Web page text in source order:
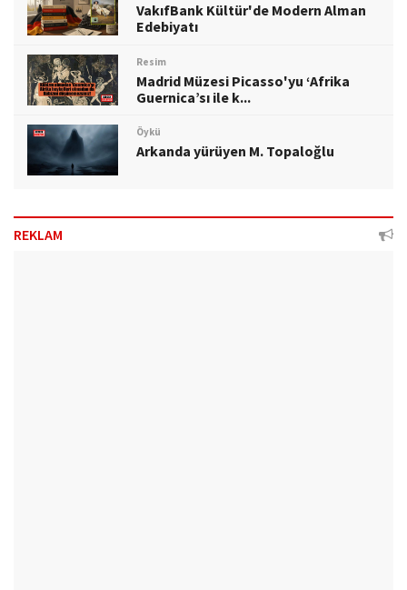
VakıfBank Kültür'de Modern Alman
Edebiyatı
Resim
Madrid Müzesi Picasso'yu ‘Afrika
Guernica’sı ile k...
Öykü
Arkanda yürüyen M. Topaloğlu
REKLAM